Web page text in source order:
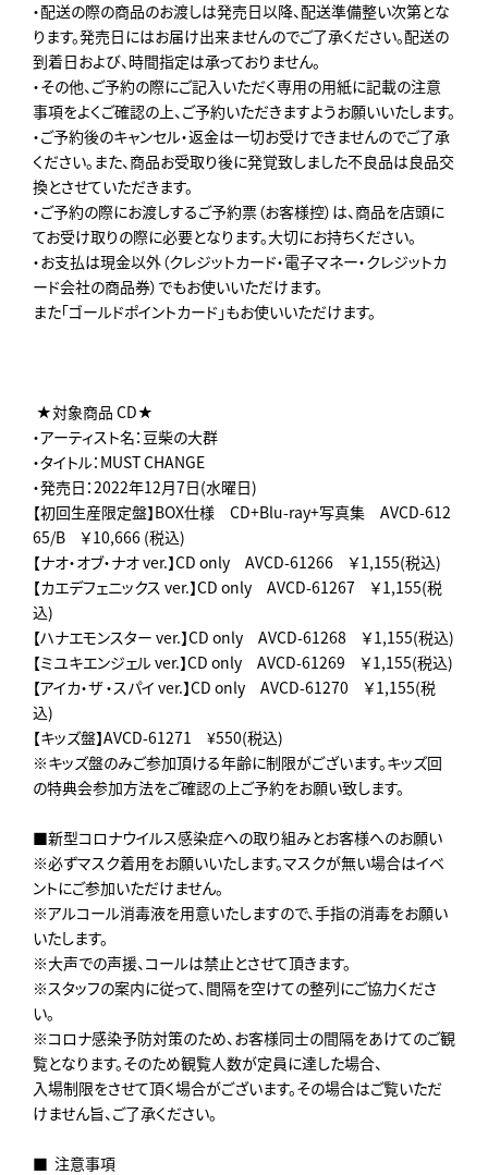
・配送の際の商品のお渡しは発売日以降、配送準備整い次第とな
ります。発売日にはお届け出来ませんのでご了承ください。配送の
到着日および、時間指定は承っておりません。
・その他、ご予約の際にご記入いただく専用の用紙に記載の注意
事項をよくご確認の上、ご予約いただきますようお願いいたします。
・ご予約後のキャンセル・返金は一切お受けできませんのでご了承
ください。また、商品お受取り後に発覚致しました不良品は良品交
換とさせていただきます。
・ご予約の際にお渡しするご予約票（お客様控）は、商品を店頭に
てお受け取りの際に必要となります。大切にお持ちください。
・お支払は現金以外（クレジットカード・電子マネー・クレジットカ
ード会社の商品券）でもお使いいただけます。
また「ゴールドポイントカード」もお使いいただけます。
★対象商品 CD★
・アーティスト名：豆柴の大群
・タイトル：MUST CHANGE
・発売日：2022年12月7日(水曜日)
【初回生産限定盤】BOX仕様 CD+Blu-ray+写真集 AVCD-612
65/B ￥10,666 (税込)
【ナオ・オブ・ナオ ver.】CD only AVCD-61266 ￥1,155(税込)
【カエデフェニックス ver.】CD only AVCD-61267 ￥1,155(税
込)
【ハナエモンスター ver.】CD only AVCD-61268 ￥1,155(税込)
【ミユキエンジェル ver.】CD only AVCD-61269 ￥1,155(税込)
【アイカ・ザ ・スパイ ver.】CD only AVCD-61270 ￥1,155(税
込)
【キッズ盤】AVCD-61271 ¥550(税込)
※キッズ盤のみご参加頂ける年齢に制限がございます。キッズ回
の特典会参加方法をご確認の上ご予約をお願い致します。
■新型コロナウイルス感染症への取り組みとお客様へのお願い
※必ずマスク着用をお願いいたします。マスクが無い場合はイベ
ントにご参加いただけません。
※アルコール消毒液を用意いたしますので、手指の消毒をお願い
いたします。
※大声での声援、コールは禁止とさせて頂きます。
※スタッフの案内に従って、間隔を空けての整列にご協力くださ
い。
※コロナ感染予防対策のため、お客様同士の間隔をあけてのご観
覧となります。そのため観覧人数が定員に達した場合、
入場制限をさせて頂く場合がございます。その場合はご覧いただ
けません旨、ご了承ください。
■ 注意事項